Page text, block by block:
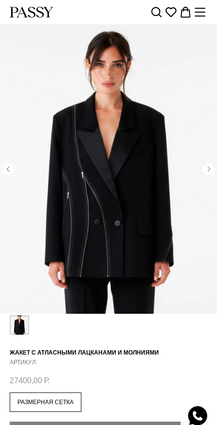
ЖАКЕТ С АТЛАСНЫМИ ЛАЦКАНАМИ И МОЛНИЯМИ
АРТИКУЛ:
27400,00 Р.
РАЗМЕРНАЯ СЕТКА